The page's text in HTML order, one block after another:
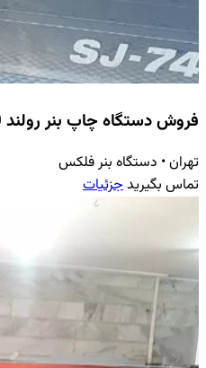
فروش دستگاه چاپ بنر رولند sj740 تهران
تهران• دستگاه بنر فلکس
تماس بگیریدجزئیات